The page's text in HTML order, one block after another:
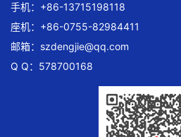
手机：+86-13715198118
座机：+86-0755-82984411
邮箱： szdengjie@qq.com
Q Q：578700168